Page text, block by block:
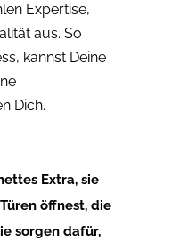
Expertise,
aus. So
kannst Deine
Dich.
Extra, sie
öffnest, die
sorgen dafür,